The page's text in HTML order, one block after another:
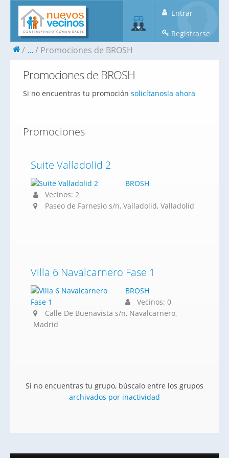
Entrar
Registrarse
... Promociones de BROSH
Promociones de BROSH
Si no encuentras tu promoción solicítanosla ahora
Promociones
Suite Valladolid 2
BROSH
Vecinos: 2
Paseo de Farnesio s/n, Valladolid, Valladolid
Villa 6 Navalcarnero Fase 1
BROSH
Vecinos: 0
Calle De Buenavista s/n, Navalcarnero,
Madrid
Si no encuentras tu grupo, búscalo entre los grupos
archivados por inactividad